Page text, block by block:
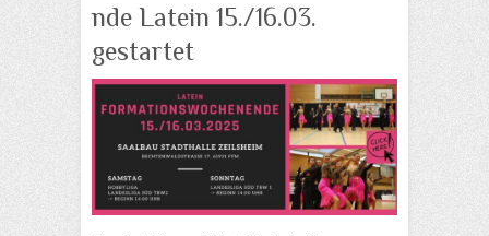
nde Latein 15./16.03.
gestartet